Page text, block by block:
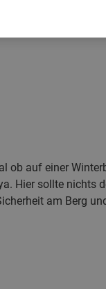
ob auf einer
Hier sollte nichts
am Berg